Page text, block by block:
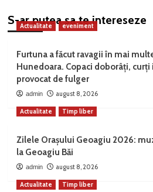
S-ar putea sa te intereseze
Actualitate eveniment
Furtuna a făcut ravagii în mai
Hunedoara. Copaci doborâți,
provocat de fulger
admin august 8, 2026
Actualitate Timp liber
Zilele Orașului Geoagiu 2026:
la Geoagiu Băi
admin august 8, 2026
Actualitate Timp liber